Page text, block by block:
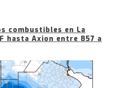
combustibles en La
hasta Axion entre 857 a